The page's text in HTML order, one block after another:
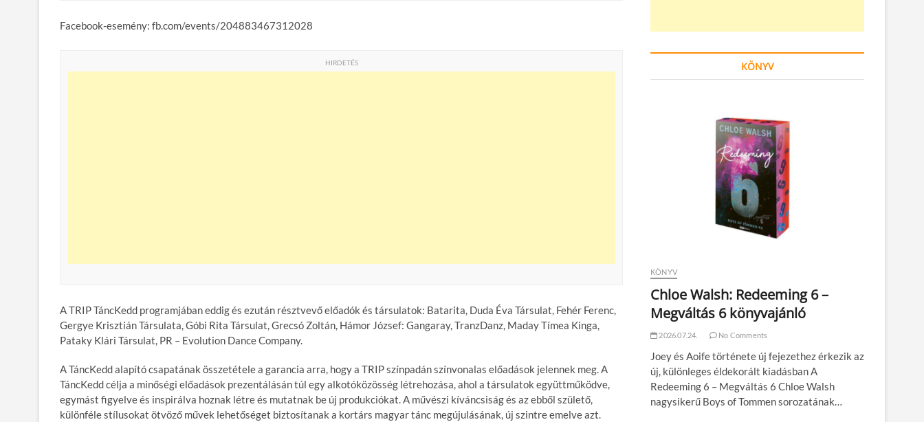
Facebook-esemény: fb.com/events/204883467312028
HIRDETÉS
A TRIP TáncKedd programjában eddig és ezután résztvevő előadók és társulatok: Batarita, Duda Éva Társulat, Fehér Ferenc,
Gergye Krisztián Társulata, Góbi Rita Társulat, Grecsó Zoltán, Hámor József: Gangaray, TranzDanz, Maday Tímea Kinga,
Pataky Klári Társulat, PR – Evolution Dance Company.
A TáncKedd alapító csapatának összetétele a garancia arra, hogy a TRIP színpadán színvonalas előadások jelennek meg. A
TáncKedd célja a minőségi előadások prezentálásán túl egy alkotóközösség létrehozása, ahol a társulatok együttműködve,
egymást figyelve és inspirálva hoznak létre és mutatnak be új produkciókat. A művészi kíváncsiság és az ebből születő,
különféle stílusokat ötvöző művek lehetőséget biztosítanak a kortárs magyar tánc megújulásának, új szintre emelve azt.
KÖNYV
KÖNYV
Chloe Walsh: Redeeming 6 –
Megváltás 6 könyvajánló
2026.07.24. No Comments
Joey és Aoife története új fejezethez érkezik az
új, különleges éldekorált kiadásban A
Redeeming 6 – Megváltás 6 Chloe Walsh
nagysikerű Boys of Tommen sorozatának…